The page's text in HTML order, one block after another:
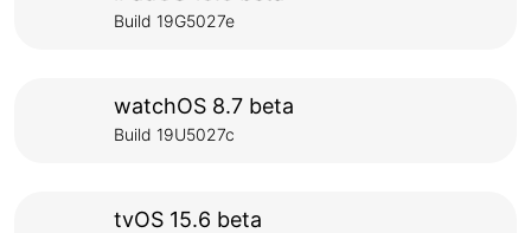
Build 19G5027e
watchOS 8.7 beta
Build 19U5027c
tvOS 15.6 beta